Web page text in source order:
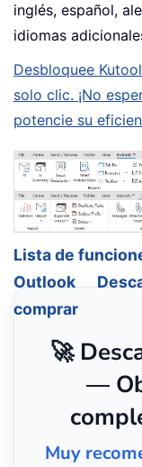
inglés, español,
idiomas
Desbloquee
solo clic. ¡No
potencie su
Lista de
Outlook
comprar
🚀
—
Muy